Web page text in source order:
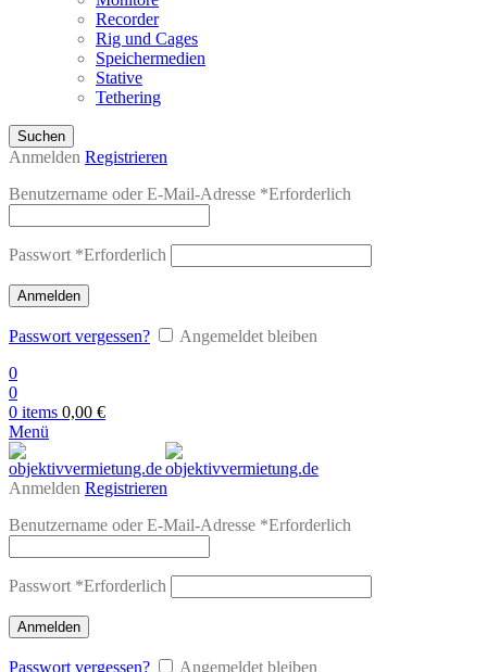
Recorder
Rig und Cages
Speichermedien
Stative
Tethering
Suchen
Anmelden Registrieren
Benutzername oder E-Mail-Adresse *Erforderlich
Passwort *Erforderlich
Anmelden
Passwort vergessen?
Angemeldet bleiben
0
0
0 items 0,00 €
Menü
Anmelden Registrieren
Benutzername oder E-Mail-Adresse *Erforderlich
Passwort *Erforderlich
Anmelden
Passwort vergessen?
Angemeldet bleiben